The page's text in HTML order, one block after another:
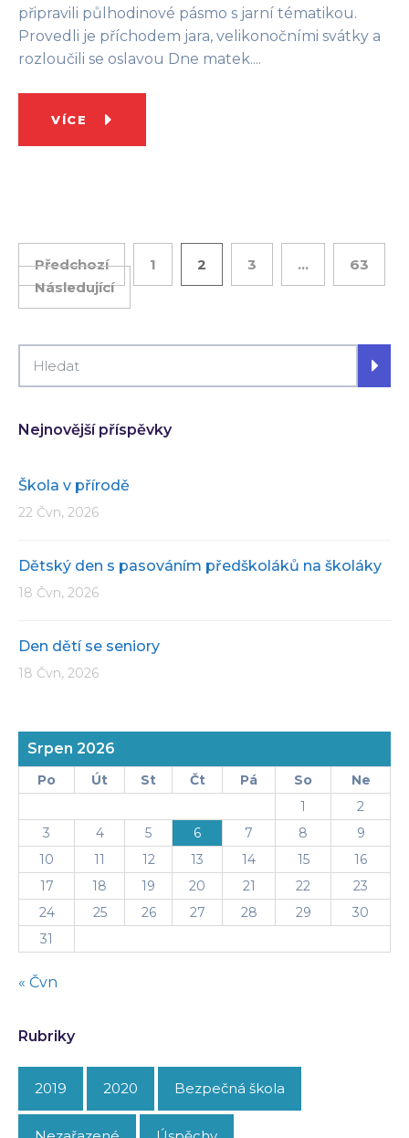
připravili půlhodinové pásmo s jarní tématikou.
Provedli je příchodem jara, velikonočními svátky a
rozloučili se oslavou Dne matek....
VÍCE
Předchozí 1 2 3 …
63
Následující
Nejnovější příspěvky
Škola v přírodě
22 Čvn, 2026
Dětský den s pasováním předškoláků na školáky
18 Čvn, 2026
Den dětí se seniory
18 Čvn, 2026
Srpen 2026
Po Út St Čt Pá So
Ne
1
2
3
4 5 6 7 8
9
10
11 12 13 14 15
16
17
18 19 20 21 22
23
24
25 26 27 28 29
30
31
« Čvn
Rubriky
2019 2020 Bezpečná škola